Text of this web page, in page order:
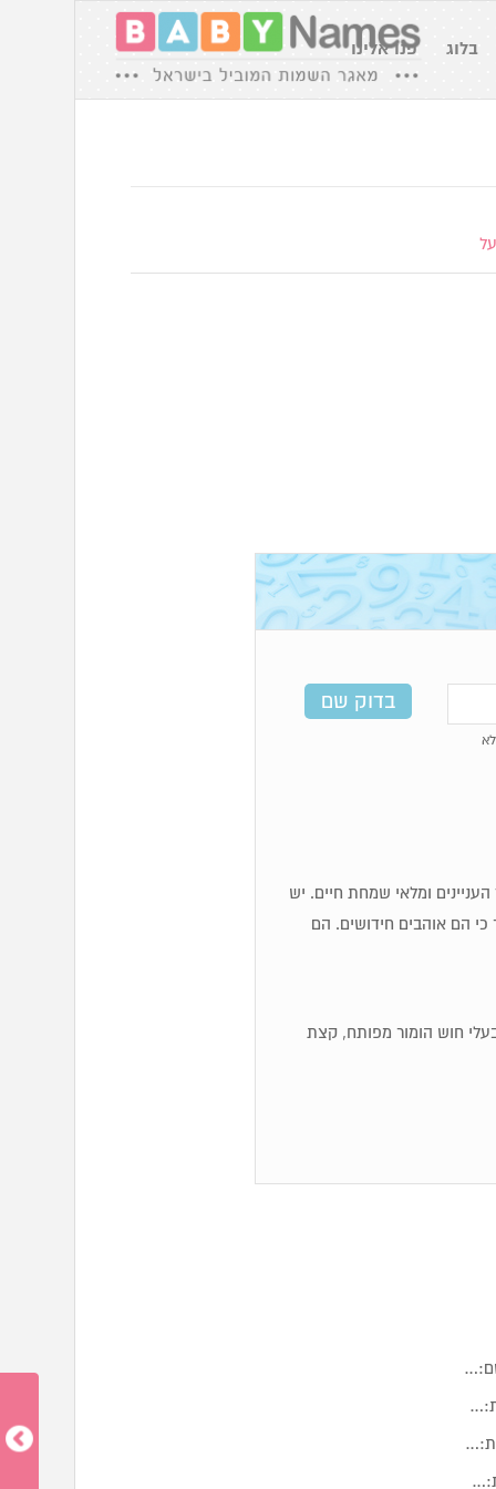
בלוג פנו אלינו
העניינים ומלאי שמחת חיים. יש
כי הם אוהבים חידושים. הם
בעלי חוש הומור מפותח, קצת